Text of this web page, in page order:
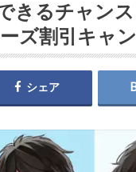
きるチャン
ズ割引キャ
シェア